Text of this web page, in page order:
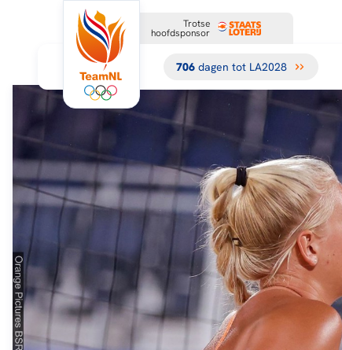
Trotse
hoofdsponsor
706 dagen tot LA2028